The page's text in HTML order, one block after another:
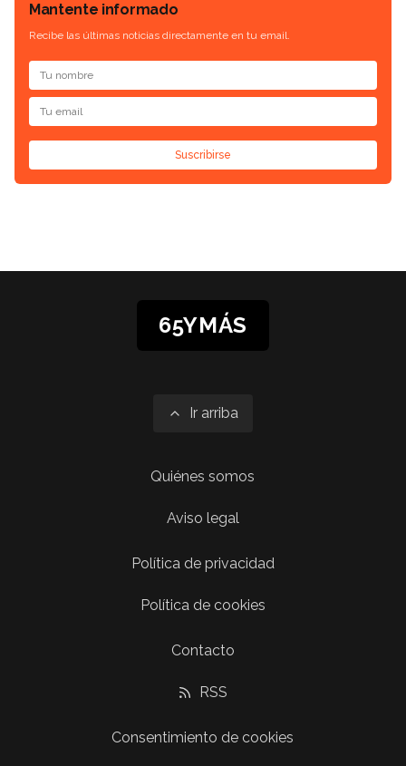
Mantente informado
Recibe las últimas noticias directamente en tu email.
Suscribirse
65YMÁS
Ir arriba
Quiénes somos
Aviso legal
Política de privacidad
Política de cookies
Contacto
RSS
Consentimiento de cookies